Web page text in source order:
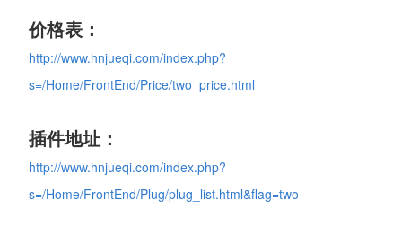
价格表：
http://www.hnjueqi.com/index.php?
s=/Home/FrontEnd/Price/two_price.html
插件地址：
http://www.hnjueqi.com/index.php?
s=/Home/FrontEnd/Plug/plug_list.html&flag=two